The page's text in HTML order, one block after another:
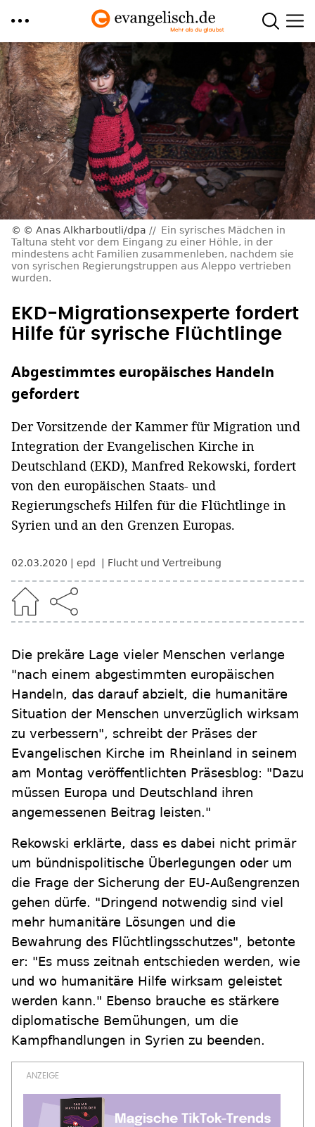
Direkt
zum
Inhalt
© Anas Alkharboutli/dpa
Ein syrisches Mädchen in
Taltuna steht vor dem Eingang zu einer Höhle, in der
mindestens acht Familien zusammenleben, nachdem sie
von syrischen Regierungstruppen aus Aleppo vertrieben
wurden.
EKD-Migrationsexperte fordert
Hilfe für syrische Flüchtlinge
Abgestimmtes europäisches Handeln
gefordert
Der Vorsitzende der Kammer für Migration und
Integration der Evangelischen Kirche in
Deutschland (EKD), Manfred Rekowski, fordert
von den europäischen Staats- und
Regierungschefs Hilfen für die Flüchtlinge in
Syrien und an den Grenzen Europas.
02.03.2020 epd Flucht und Vertreibung
Die prekäre Lage vieler Menschen verlange
"nach einem abgestimmten europäischen
Handeln, das darauf abzielt, die humanitäre
Situation der Menschen unverzüglich wirksam
zu verbessern", schreibt der Präses der
Evangelischen Kirche im Rheinland in seinem
am Montag veröffentlichten Präsesblog: "Dazu
müssen Europa und Deutschland ihren
angemessenen Beitrag leisten."
Rekowski erklärte, dass es dabei nicht primär
um bündnispolitische Überlegungen oder um
die Frage der Sicherung der EU-Außengrenzen
gehen dürfe. "Dringend notwendig sind viel
mehr humanitäre Lösungen und die
Bewahrung des Flüchtlingsschutzes", betonte
er: "Es muss zeitnah entschieden werden, wie
und wo humanitäre Hilfe wirksam geleistet
werden kann." Ebenso brauche es stärkere
diplomatische Bemühungen, um die
Kampfhandlungen in Syrien zu beenden.